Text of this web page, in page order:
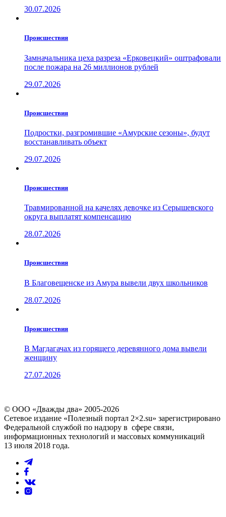
30.07.2026
Проиcшествия
Замначальника цеха разреза «Ерковецкий» оштрафовали
после пожара на 26 миллионов рублей
29.07.2026
Проиcшествия
Подростки, разгромившие «Амурские сезоны», будут
восстанавливать объект
29.07.2026
Проиcшествия
Травмированной на качелях девочке из Серышевского
округа выплатят компенсацию
28.07.2026
Проиcшествия
В Благовещенске из Амура вывели двух школьников
28.07.2026
Проиcшествия
В Магдагачах из горящего деревянного дома вывели
женщину
27.07.2026
© ООО «Дважды два» 2005-2026
Сетевое издание «Полезный портал 2×2.su» зарегистрировано
Федеральной службой по надзору в сфере связи,
информационных технологий и массовых коммуникаций
13 июля 2018 года.